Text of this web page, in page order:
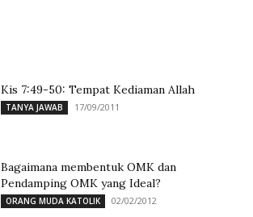
Kis 7:49-50: Tempat Kediaman Allah
TANYA JAWAB 17/09/2011
Bagaimana membentuk OMK dan
Pendamping OMK yang Ideal?
ORANG MUDA KATOLIK 02/02/2012